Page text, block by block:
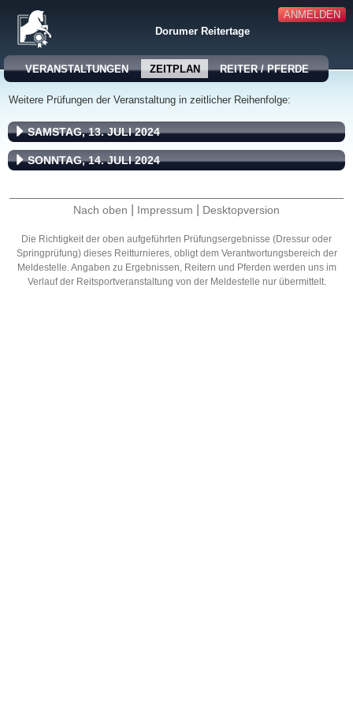
ANMELDEN
Dorumer Reitertage
VERANSTALTUNGEN ZEITPLAN REITER / PFERDE
Weitere Prüfungen der Veranstaltung in zeitlicher Reihenfolge:
SAMSTAG, 13. JULI 2024
SONNTAG, 14. JULI 2024
Nach oben Impressum Desktopversion
Die Richtigkeit der oben aufgeführten Prüfungsergebnisse (Dressur oder
Springprüfung) dieses Reitturnieres, obligt dem Verantwortungsbereich der
Meldestelle. Angaben zu Ergebnissen, Reitern und Pferden werden uns im
Verlauf der Reitsportveranstaltung von der Meldestelle nur übermittelt.